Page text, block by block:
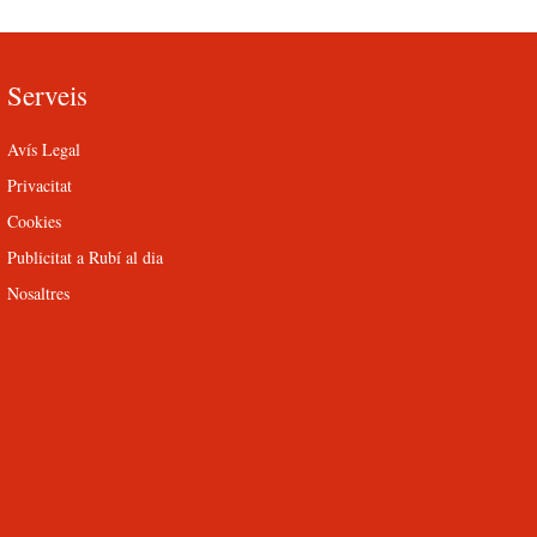
Serveis
Avís Legal
Privacitat
Cookies
Publicitat a Rubí al dia
Nosaltres